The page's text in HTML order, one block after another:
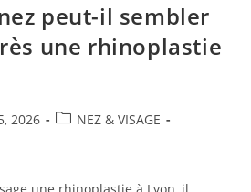
peut-il sembler
une rhinoplastie
2026
PostNEZ & VISAGE